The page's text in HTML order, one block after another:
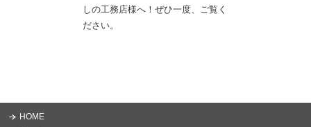
しの工務店様へ！ぜひ一度、ご覧く
ださい。
HOME